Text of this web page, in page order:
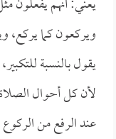
ويركعون كما
يقول بالنسبة
لأن كل أحوال الصلاة
عند الرفع من الركوع